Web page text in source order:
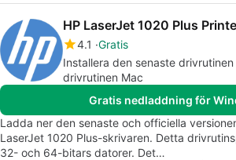
HP LaserJet 1020 Plus
4.1 Gratis
Installera den senaste
drivrutinen Mac
Gratis nedladdning för
Ladda ner den senaste och officiella
LaserJet 1020 Plus-skrivaren. Detta
32- och 64-bitars datorer. Det…